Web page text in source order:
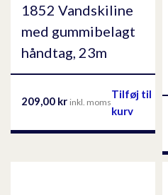
1852 Vandskiline
med gummibelagt
håndtag, 23m
209,00 kr inkl. moms
Tilføj til
kurv